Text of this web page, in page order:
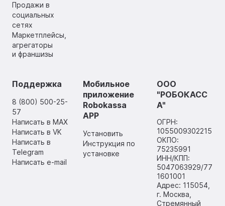
Продажи в
социальных
сетях
Маркетплейсы,
агрегаторы
и франшизы
Поддержка
8 (800) 500-25-
57
Написать в MAX
Написать в VK
Написать в
Telegram
Написать e-mail
Мобильное
приложение
Robokassa
APP
Установить
Инструкция по
установке
ООО
"РОБОКАСС
А"
ОГРН:
1055009302215
ОКПО:
75235991
ИНН/КПП:
5047063929/77
1601001
Адрес: 115054,
г. Москва,
Стремянный